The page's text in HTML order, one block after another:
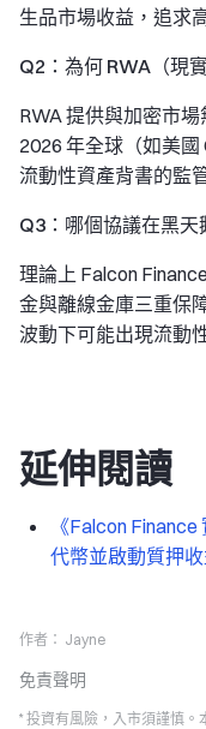
生品市場收益，追求
Q2：為何 RWA（現
RWA 提供與加密市
2026 年全球（如美
流動性資產背書的監
Q3：哪個協議在黑天
理論上 Falcon
金與離線金庫三重保
波動下可能出現流動
延伸閱讀
《Falcon
代幣並啟動質押收
作者： Jayne
免責聲明
* 投資有風險，入市須謹慎